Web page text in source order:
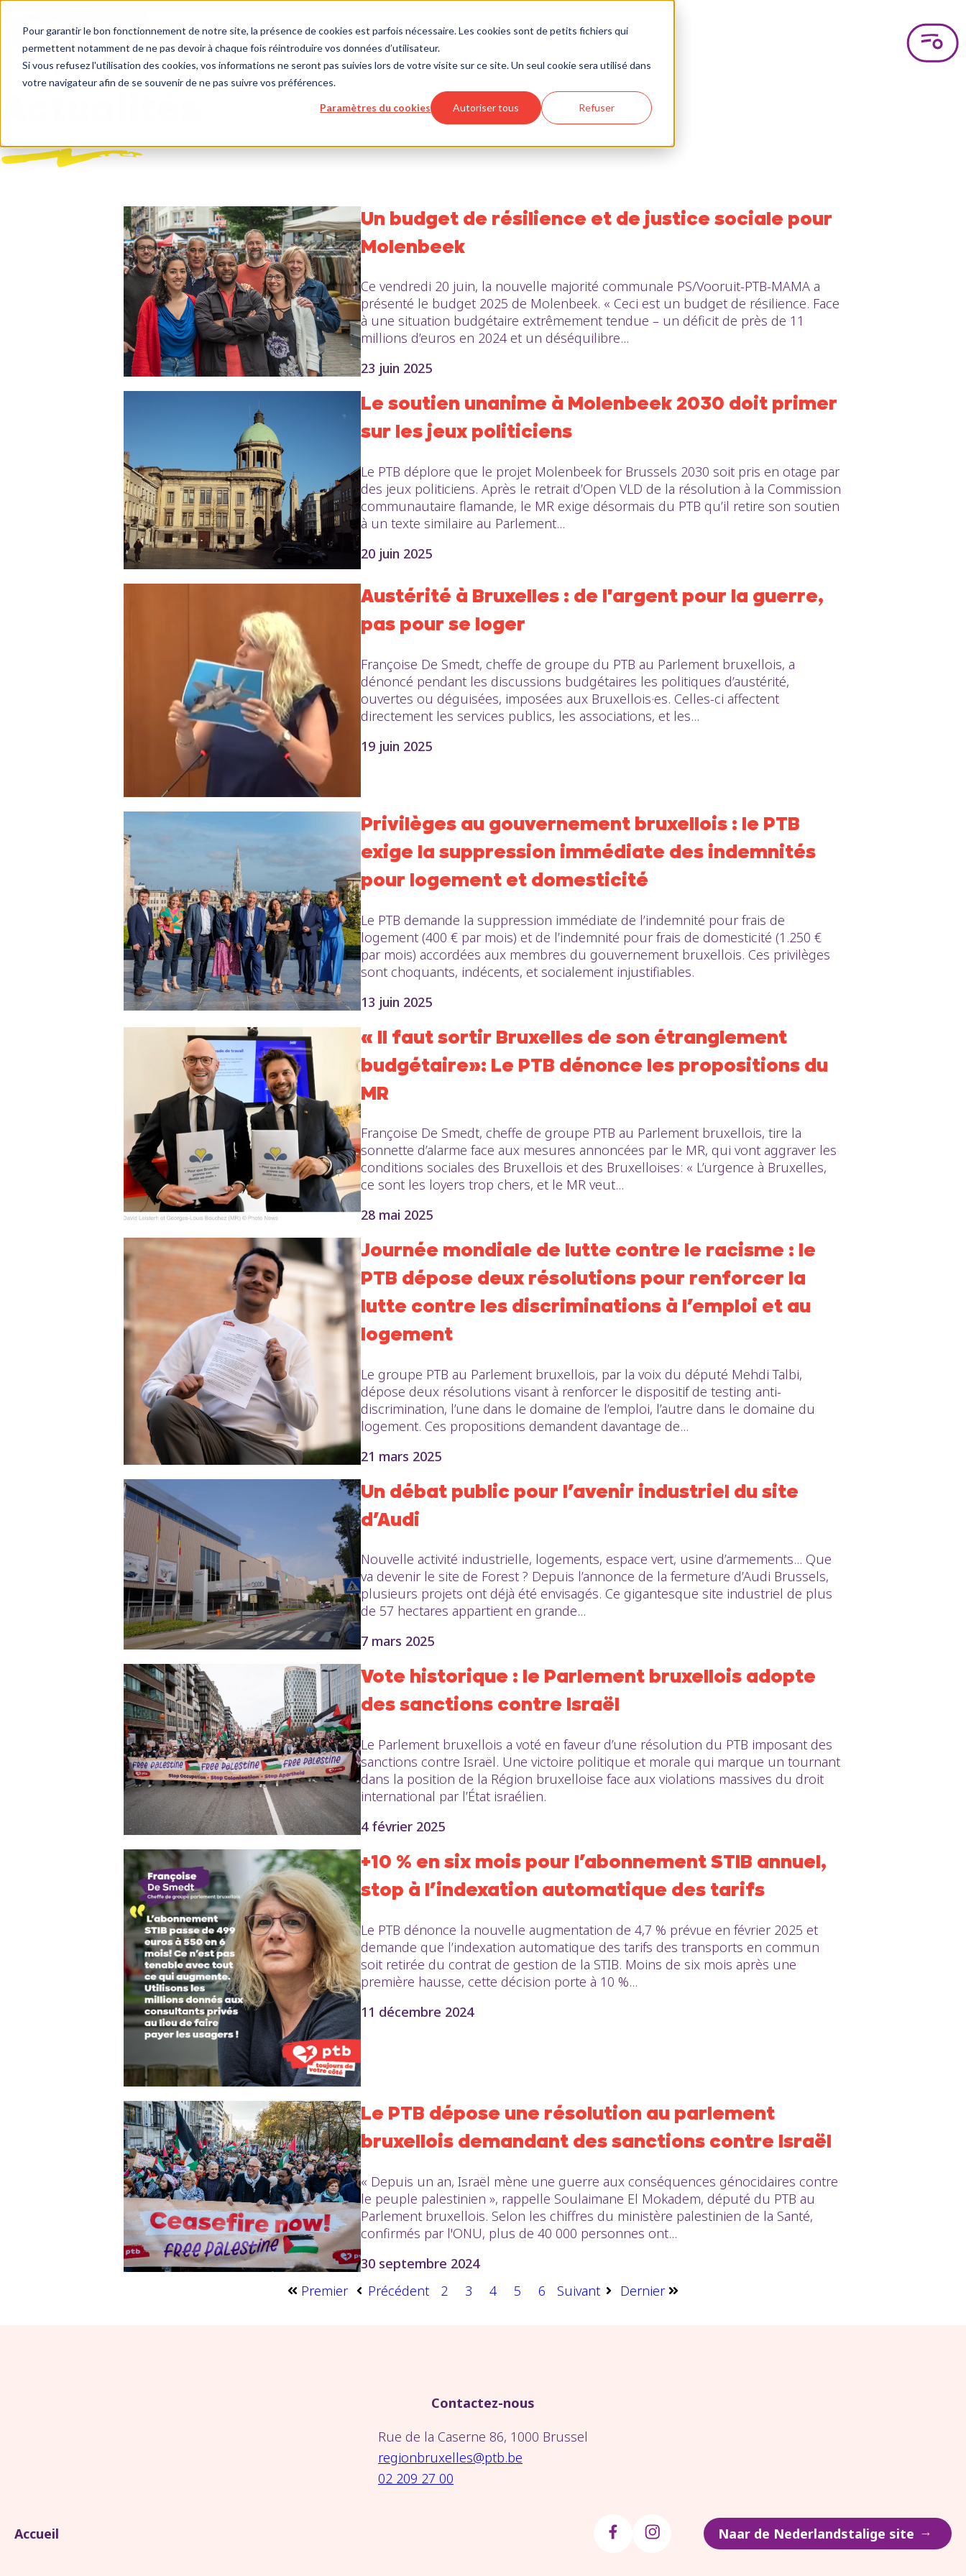
Pour garantir le bon fonctionnement de notre site, la présence de cookies est parfois nécessaire. Les cookies sont de petits fichiers qui
permettent notamment de ne pas devoir à chaque fois réintroduire vos données d’utilisateur.
Si vous refusez l'utilisation des cookies, vos informations ne seront pas suivies lors de votre visite sur ce site. Un seul cookie sera utilisé dans
votre navigateur afin de se souvenir de ne pas suivre vos préférences.
Paramètres du cookies Autoriser tous Refuser
Un budget de résilience et de justice sociale pour
Molenbeek
Ce vendredi 20 juin, la nouvelle majorité communale PS/Vooruit-PTB-MAMA a
présenté le budget 2025 de Molenbeek. « Ceci est un budget de résilience. Face
à une situation budgétaire extrêmement tendue – un déficit de près de 11
millions d’euros en 2024 et un déséquilibre...
23 juin 2025
Le soutien unanime à Molenbeek 2030 doit primer
sur les jeux politiciens
Le PTB déplore que le projet Molenbeek for Brussels 2030 soit pris en otage par
des jeux politiciens. Après le retrait d’Open VLD de la résolution à la Commission
communautaire flamande, le MR exige désormais du PTB qu’il retire son soutien
à un texte similaire au Parlement...
20 juin 2025
Austérité à Bruxelles : de l'argent pour la guerre,
pas pour se loger
Françoise De Smedt, cheffe de groupe du PTB au Parlement bruxellois, a
dénoncé pendant les discussions budgétaires les politiques d’austérité,
ouvertes ou déguisées, imposées aux Bruxellois·es. Celles-ci affectent
directement les services publics, les associations, et les...
19 juin 2025
Privilèges au gouvernement bruxellois : le PTB
exige la suppression immédiate des indemnités
pour logement et domesticité
Le PTB demande la suppression immédiate de l’indemnité pour frais de
logement (400 € par mois) et de l’indemnité pour frais de domesticité (1.250 €
par mois) accordées aux membres du gouvernement bruxellois. Ces privilèges
sont choquants, indécents, et socialement injustifiables.
13 juin 2025
« Il faut sortir Bruxelles de son étranglement
budgétaire»: Le PTB dénonce les propositions du
MR
Françoise De Smedt, cheffe de groupe PTB au Parlement bruxellois, tire la
sonnette d’alarme face aux mesures annoncées par le MR, qui vont aggraver les
conditions sociales des Bruxellois et des Bruxelloises: « L’urgence à Bruxelles,
ce sont les loyers trop chers, et le MR veut...
28 mai 2025
Journée mondiale de lutte contre le racisme : le
PTB dépose deux résolutions pour renforcer la
lutte contre les discriminations à l’emploi et au
logement
Le groupe PTB au Parlement bruxellois, par la voix du député Mehdi Talbi,
dépose deux résolutions visant à renforcer le dispositif de testing anti-
discrimination, l’une dans le domaine de l’emploi, l’autre dans le domaine du
logement. Ces propositions demandent davantage de...
21 mars 2025
Un débat public pour l’avenir industriel du site
d’Audi
Nouvelle activité industrielle, logements, espace vert, usine d’armements... Que
va devenir le site de Forest ? Depuis l’annonce de la fermeture d’Audi Brussels,
plusieurs projets ont déjà été envisagés. Ce gigantesque site industriel de plus
de 57 hectares appartient en grande...
7 mars 2025
Vote historique : le Parlement bruxellois adopte
des sanctions contre Israël
Le Parlement bruxellois a voté en faveur d’une résolution du PTB imposant des
sanctions contre Israël. Une victoire politique et morale qui marque un tournant
dans la position de la Région bruxelloise face aux violations massives du droit
international par l’État israélien.
4 février 2025
+10 % en six mois pour l’abonnement STIB annuel,
stop à l’indexation automatique des tarifs
Le PTB dénonce la nouvelle augmentation de 4,7 % prévue en février 2025 et
demande que l’indexation automatique des tarifs des transports en commun
soit retirée du contrat de gestion de la STIB. Moins de six mois après une
première hausse, cette décision porte à 10 %...
11 décembre 2024
Le PTB dépose une résolution au parlement
bruxellois demandant des sanctions contre Israël
« Depuis un an, Israël mène une guerre aux conséquences génocidaires contre
le peuple palestinien », rappelle Soulaimane El Mokadem, député du PTB au
Parlement bruxellois. Selon les chiffres du ministère palestinien de la Santé,
confirmés par l'ONU, plus de 40 000 personnes ont...
30 septembre 2024
Premier
Précédent 2 3 4 5 6 Suivant Dernier
Contactez-nous
Rue de la Caserne 86, 1000 Brussel
regionbruxelles@ptb.be
02 209 27 00
Accueil Naar de Nederlandstalige site →